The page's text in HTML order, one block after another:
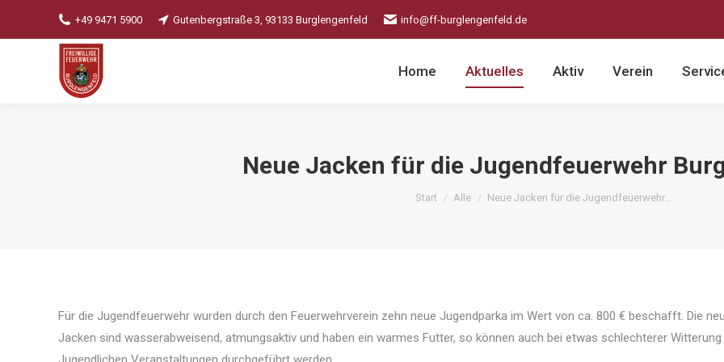
+49 9471 5900 Gutenbergstraße 3, 93133 Burglengenfeld info@ff-burglengenfeld.de
Home Aktuelles Aktiv Verein
Neue Jacken für die Jugendfeuerwehr
Sie befinden sich hier:
Start Alle Neue Jacken für die Jugendfeuerwehr…
Für die Jugendfeuerwehr wurden durch den Feuerwehrverein zehn neue Jugendparka im Wert von ca. 800 € beschafft. Die
Jacken sind wasserabweisend, atmungsaktiv und haben ein warmes Futter, so können auch bei etwas schlechterer